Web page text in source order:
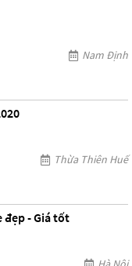
Nam Định
Thừa Thiên Huế
đẹp - Giá tốt